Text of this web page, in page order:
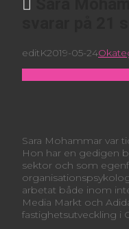
editK2019-05-24
Sara Mohammar var
Hon har en gedigen
sektor och som
arbetat både inom
Media Markt och
fastighetsutveckling i